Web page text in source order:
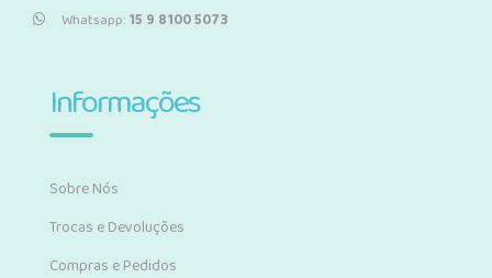
Whatsapp:15 9 8100 5073
Informações
Sobre Nós
Trocas e Devoluções
Compras e Pedidos